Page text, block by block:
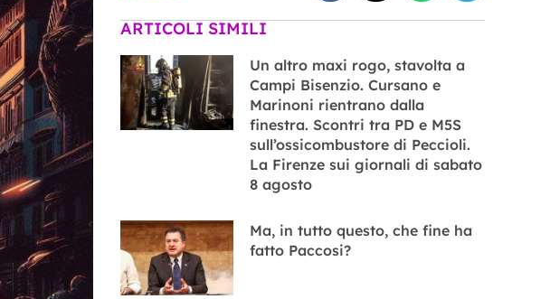
ARTICOLI SIMILI
Un altro maxi rogo, stavolta a
Campi Bisenzio. Cursano e
Marinoni rientrano dalla
finestra. Scontri tra PD e M5S
sull’ossicombustore di Peccioli.
La Firenze sui giornali di sabato
8 agosto
Ma, in tutto questo, che fine ha
fatto Paccosi?